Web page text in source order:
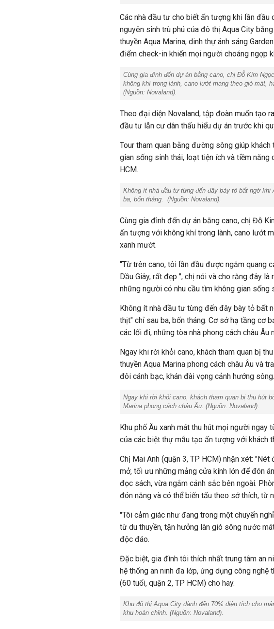
Các nhà đầu tư cho biết ấn tượng khi lần đầu
nguyên sinh trù phú của đô thị Aqua City
thuyền Aqua Marina, dinh thự ánh sáng
điểm check-in khiến mọi người choáng ngợp
Cùng gia đình đến dự án bằng cano, chị Đỗ Kim
không khí trong lành, cano lướt mang theo gió mát,
(Nguồn: Novaland).
Theo đại diện Novaland, tập đoàn muốn tạo
đầu tư lẫn cư dân thấu hiểu dự án trước khi
Tour tham quan bằng đường sông giúp
gian sống sinh thái, loạt tiện ích và tiềm
HCM.
Không ít nhà đầu tư từng đến đây bày tỏ bất ngờ
ba, bốn tháng. (Nguồn: Novaland).
Cùng gia đình đến dự án bằng cano, chị Đỗ
ấn tượng với không khí trong lành, cano lướt
xanh mướt.
"Từ trên cano, tôi lần đầu được ngắm quang
Dầu Giây, rất đẹp ", chị nói và cho rằng đây
những người có nhu cầu tìm không gian sống
Không ít nhà đầu tư từng đến đây bày tỏ bất
thịt" chỉ sau ba, bốn tháng. Cơ sở hạ tầng cơ
các lối đi, những tòa nhà phong cách châu Âu
Ngay khi rời khỏi cano, khách tham quan bị
thuyền Aqua Marina phong cách châu Âu và
đôi cánh bạc, khán đài vọng cảnh hướng
Ngay khi rời khỏi cano, khách tham quan bị thu hút
Marina phong cách châu Âu. (Nguồn: Novaland).
Khu phố Âu xanh mát thu hút mọi người ngay
của các biệt thự mẫu tạo ấn tượng với khách
Chị Mai Anh (quận 3, TP HCM) nhận xét:
mở, tối ưu những mảng cửa kính lớn để đón
đọc sách, vừa ngắm cảnh sắc bên ngoài.
đón nắng và có thể biến tấu theo sở thích, từ
"Tôi cảm giác như đang trong một chuyến
từ du thuyền, tận hưởng làn gió sông nước
độc đáo.
Đặc biệt, gia đình tôi thích nhất trung tâm an
hệ thống an ninh đa lớp, ứng dụng công
(60 tuổi, quận 2, TP HCM) cho hay.
Khu đô thị Aqua City dành đến 70% diện tích cho
khu hoàn chỉnh. (Nguồn: Novaland).